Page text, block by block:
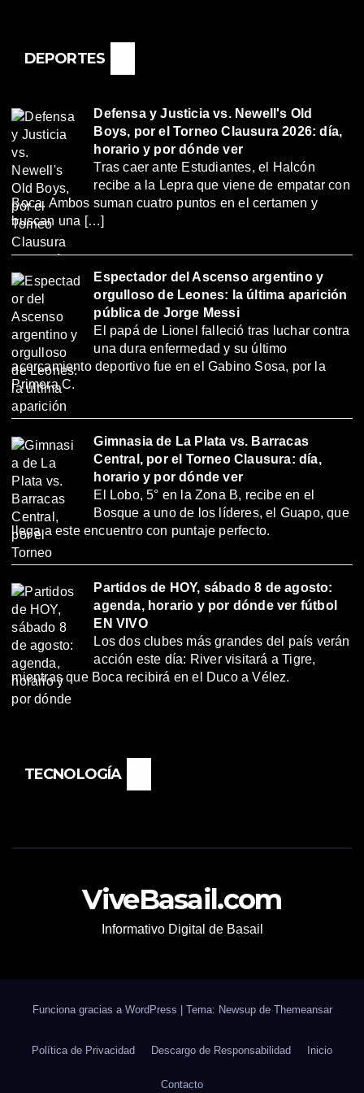
DEPORTES
Defensa y Justicia vs. Newell's Old
Boys, por el Torneo Clausura 2026: día,
horario y por dónde ver
Tras caer ante Estudiantes, el Halcón
recibe a la Lepra que viene de empatar con
Boca. Ambos suman cuatro puntos en el certamen y
buscan una […]
Espectador del Ascenso argentino y
orgulloso de Leones: la última aparición
pública de Jorge Messi
El papá de Lionel falleció tras luchar contra
una dura enfermedad y su último
acercamiento deportivo fue en el Gabino Sosa, por la
Primera C.
Gimnasia de La Plata vs. Barracas
Central, por el Torneo Clausura: día,
horario y por dónde ver
El Lobo, 5° en la Zona B, recibe en el
Bosque a uno de los líderes, el Guapo, que
llega a este encuentro con puntaje perfecto.
Partidos de HOY, sábado 8 de agosto:
agenda, horario y por dónde ver fútbol
EN VIVO
Los dos clubes más grandes del país verán
acción este día: River visitará a Tigre,
mientras que Boca recibirá en el Duco a Vélez.
TECNOLOGÍA
ViveBasail.com
Informativo Digital de Basail
Funciona gracias a WordPress Tema: Newsup de Themeansar
Política de Privacidad Descargo de Responsabilidad Inicio
Contacto